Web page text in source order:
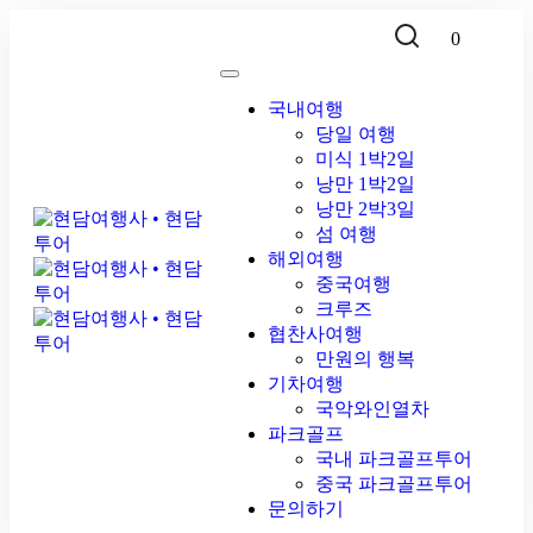
0
국내여행
당일 여행
미식 1박2일
낭만 1박2일
낭만 2박3일
섬 여행
해외여행
중국여행
크루즈
협찬사여행
만원의 행복
기차여행
국악와인열차
파크골프
국내 파크골프투어
중국 파크골프투어
문의하기